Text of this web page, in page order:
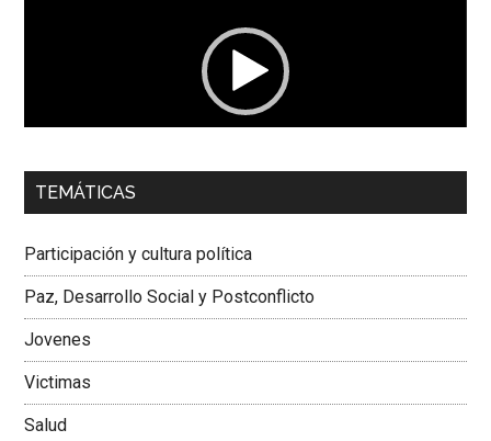
00:00 01:04
Dra. Carolina Corcho Mejía,Presidenta Corporación
Colombiana
TEMÁTICAS
Participación y cultura política
Paz, Desarrollo Social y Postconflicto
Jovenes
Victimas
Salud